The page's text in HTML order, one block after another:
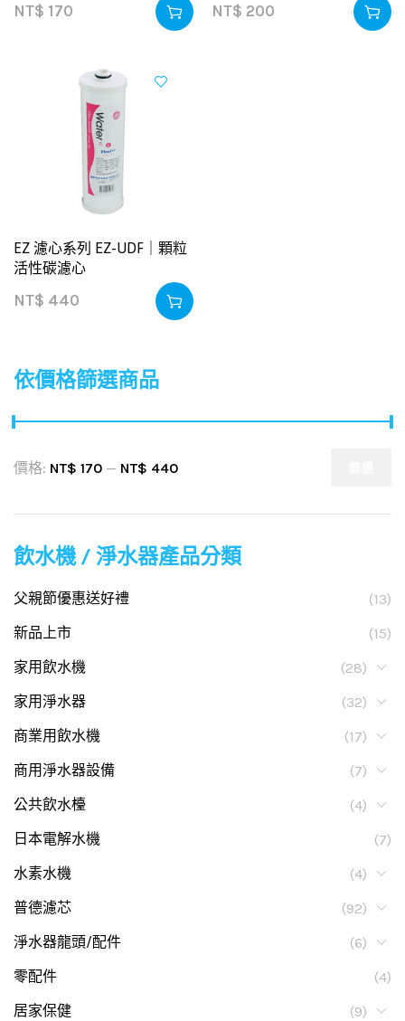
依價格篩選商品
價格: NT$ 170 — NT$ 440
飲水機 / 淨水器產品分類
父親節優惠送好禮
(13)
新品上市
(15)
家用飲水機
(28)
家用淨水器
(32)
商業用飲水機
(17)
商用淨水器設備
(7)
公共飲水檯
(4)
日本電解水機
(7)
水素水機
(4)
普德濾芯
(92)
淨水器龍頭/配件
(6)
零配件
(4)
居家保健
(9)
NT$ 170 NT$ 200
EZ 濾心系列 EZ-UDF｜顆粒
活性碳濾心
NT$ 440